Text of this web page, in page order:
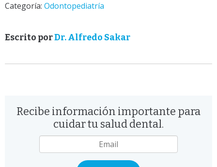
Categoría: Odontopediatría
Escrito porDr. Alfredo Sakar
Recibe información importante para
cuidar tu salud dental.